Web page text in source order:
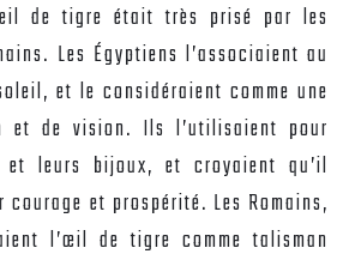
de tigre était très prisé par les
Les Égyptiens l’associaient au
et le considéraient comme une
et de vision. Ils l’utilisaient pour
leurs bijoux, et croyaient qu’il
et prospérité. Les Romains,
l’œil de tigre comme talisman